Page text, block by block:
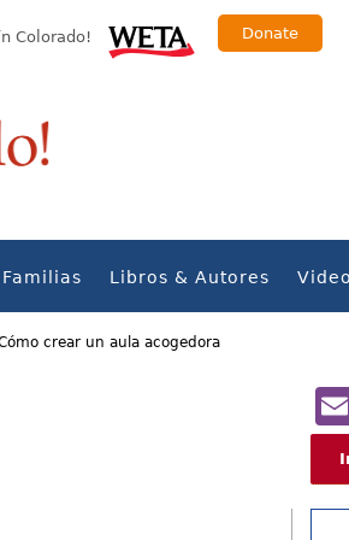
Colorado! Donate
Familias Libros & Autores
crear un aula acogedora